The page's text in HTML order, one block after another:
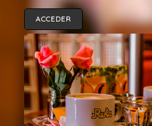
ACCEDER